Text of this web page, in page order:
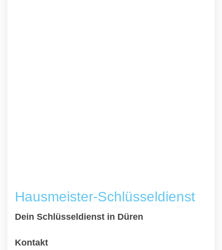
Hausmeister-Schlüsseldienst
Dein Schlüsseldienst in Düren
Kontakt